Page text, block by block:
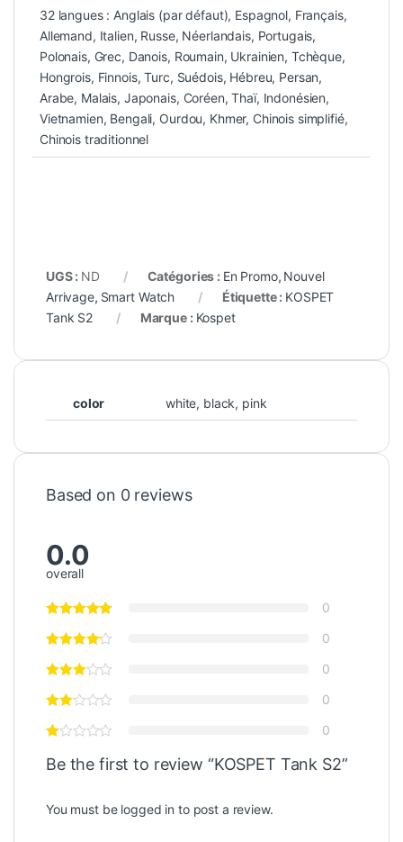
32 langues : Anglais (par défaut), Espagnol, Français,
Allemand, Italien, Russe, Néerlandais, Portugais,
Polonais, Grec, Danois, Roumain, Ukrainien, Tchèque,
Hongrois, Finnois, Turc, Suédois, Hébreu, Persan,
Arabe, Malais, Japonais, Coréen, Thaï, Indonésien,
Vietnamien, Bengali, Ourdou, Khmer, Chinois simplifié,
Chinois traditionnel
UGS : ND Catégories : En Promo, Nouvel
Arrivage, Smart Watch Étiquette : KOSPET
Tank S2
Marque : Kospet
color white, black, pink
Based on 0 reviews
0.0
overall
0
0
0
0
0
Be the first to review “KOSPET Tank S2”
You must be logged in to post a review.